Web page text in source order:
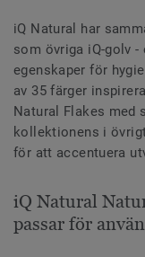
iQ Natural har
som övriga iQ-golv
egenskaper för
av 35 färger
Natural Flakes med
kollektionens i
för att accentuera
iQ Natural
passar för